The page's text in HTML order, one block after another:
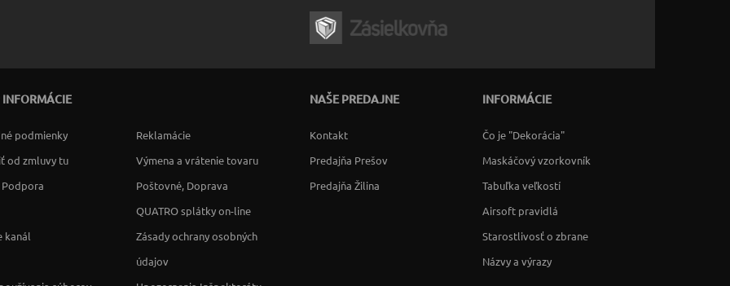
INFORMÁCIE
podmienky
Reklamácie
od zmluvy tu
Výmena a vrátenie tovaru
Podpora
Poštovné, Doprava
QUATRO splátky on-line
kanál
Zásady ochrany osobných
údajov
NAŠE PREDAJNE
Kontakt
Predajňa Prešov
Predajňa Žilina
INFORMÁCIE
Čo je "Dekorácia"
Maskáčový vzorkovník
Tabuľka veľkostí
Airsoft pravidlá
Starostlivosť o zbrane
Názvy a výrazy